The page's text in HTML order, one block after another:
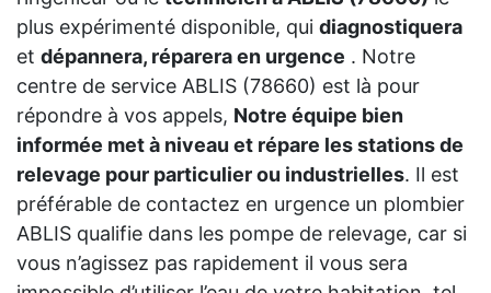
plus expérimenté disponible, qui diagnostiquera
et dépannera, réparera en urgence . Notre
centre de service ABLIS (78660) est là pour
répondre à vos appels, Notre équipe bien
informée met à niveau et répare les stations de
relevage pour particulier ou industrielles. Il est
préférable de contactez en urgence un plombier
ABLIS qualifie dans les pompe de relevage, car si
vous n’agissez pas rapidement il vous sera